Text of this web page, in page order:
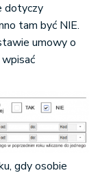
dotyczy
tam być NIE.
umowy o
gdy osobie